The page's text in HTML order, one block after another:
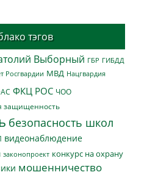
тэгов
Выборный ГБР ГИБДД
Росгвардии МВД Нацгвардия
ФКЦ РОС ЧОО
защищенность
безопасность школ
видеонаблюдение
законопроект конкурс на охрану
мошенничество